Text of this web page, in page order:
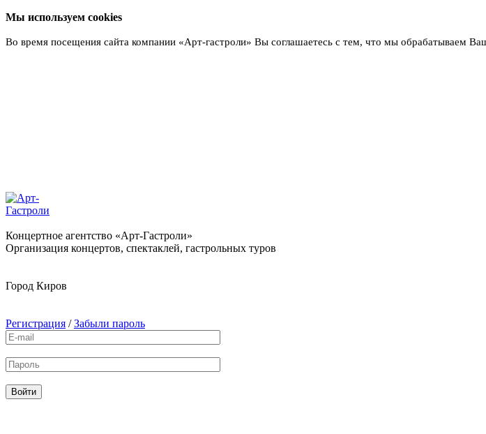
Мы используем cookies
Во время посещения сайта компании «Арт-гастроли» Вы соглашаетесь с тем, что мы обрабатываем
Концертное агентство «Арт-Гастроли»
Организация концертов, спектаклей, гастрольных туров
Город Киров
Регистрация / Забыли пароль